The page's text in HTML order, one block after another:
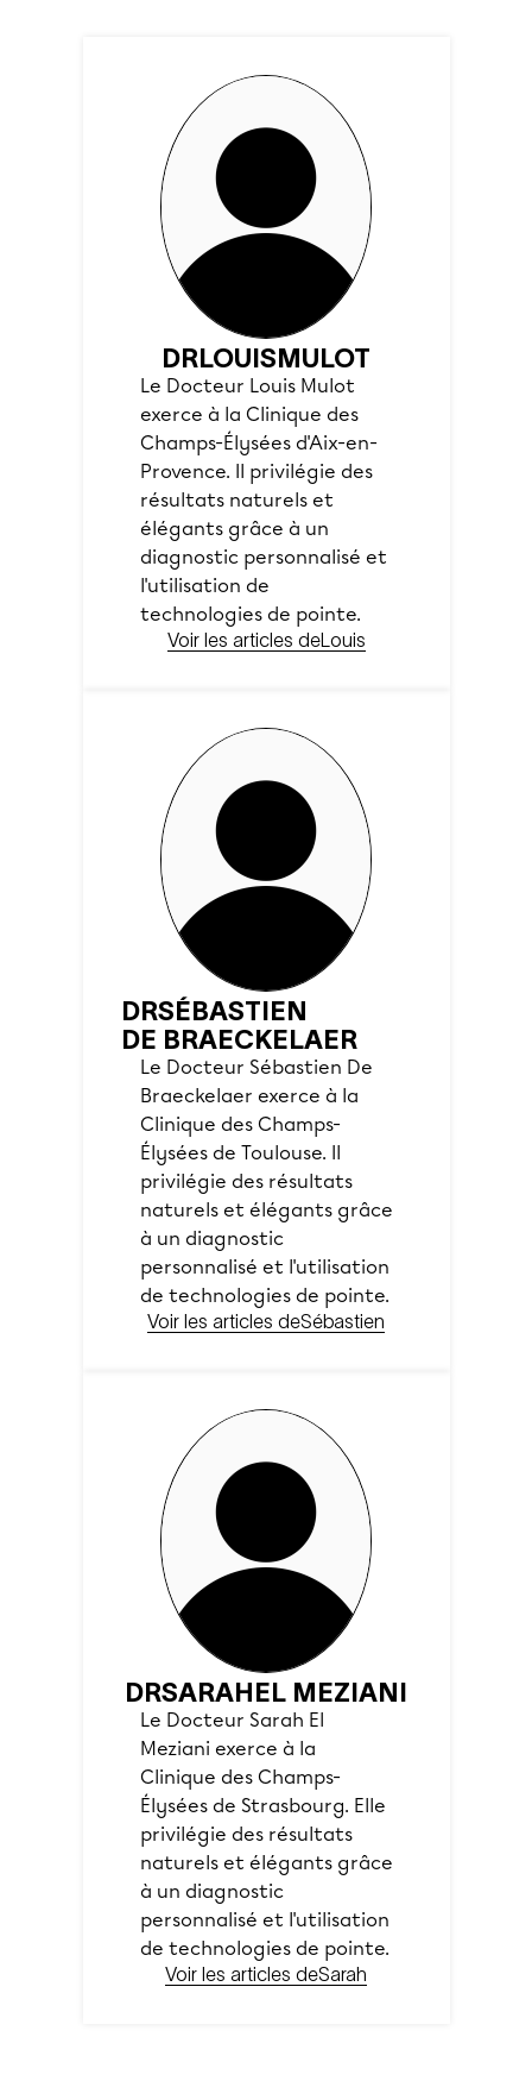
DR LOUIS MULOT
Le Docteur Louis Mulot
exerce à la Clinique des
Champs-Élysées d'Aix-en-
Provence. Il privilégie des
résultats naturels et
élégants grâce à un
diagnostic personnalisé et
l'utilisation de
technologies de pointe.
Voir les articles deLouis
DRSÉBASTIEN
DE BRAECKELAER
Le Docteur Sébastien De
Braeckelaer exerce à la
Clinique des Champs-
Élysées de Toulouse. Il
privilégie des résultats
naturels et élégants grâce
à un diagnostic
personnalisé et l'utilisation
de technologies de pointe.
Voir les articles deSébastien
DRSARAH EL MEZIANI
Le Docteur Sarah El
Meziani exerce à la
Clinique des Champs-
Élysées de Strasbourg. Elle
privilégie des résultats
naturels et élégants grâce
à un diagnostic
personnalisé et l'utilisation
de technologies de pointe.
Voir les articles deSarah